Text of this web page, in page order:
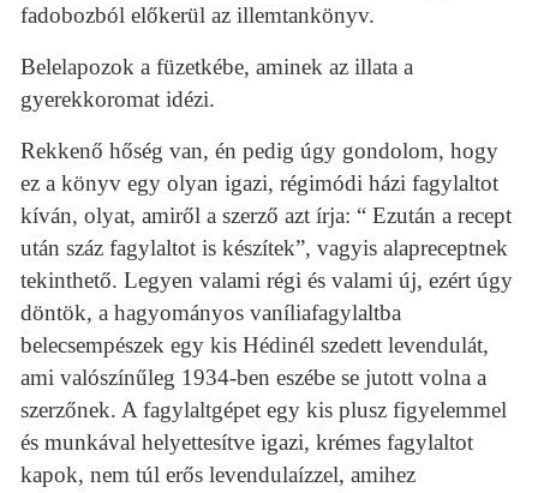
fadobozból előkerül az illemtankönyv.
Belelapozok a füzetkébe, aminek az illata a
gyerekkoromat idézi.
Rekkenő hőség van, én pedig úgy gondolom, hogy
ez a könyv egy olyan igazi, régimódi házi fagylaltot
kíván, olyat, amiről a szerző azt írja: “ Ezután a recept
után száz fagylaltot is készítek”, vagyis alapreceptnek
tekinthető. Legyen valami régi és valami új, ezért úgy
döntök, a hagyományos vaníliafagylaltba
belecsempészek egy kis Hédinél szedett levendulát,
ami valószínűleg 1934-ben eszébe se jutott volna a
szerzőnek. A fagylaltgépet egy kis plusz figyelemmel
és munkával helyettesítve igazi, krémes fagylaltot
kapok, nem túl erős levendulaízzel, amihez